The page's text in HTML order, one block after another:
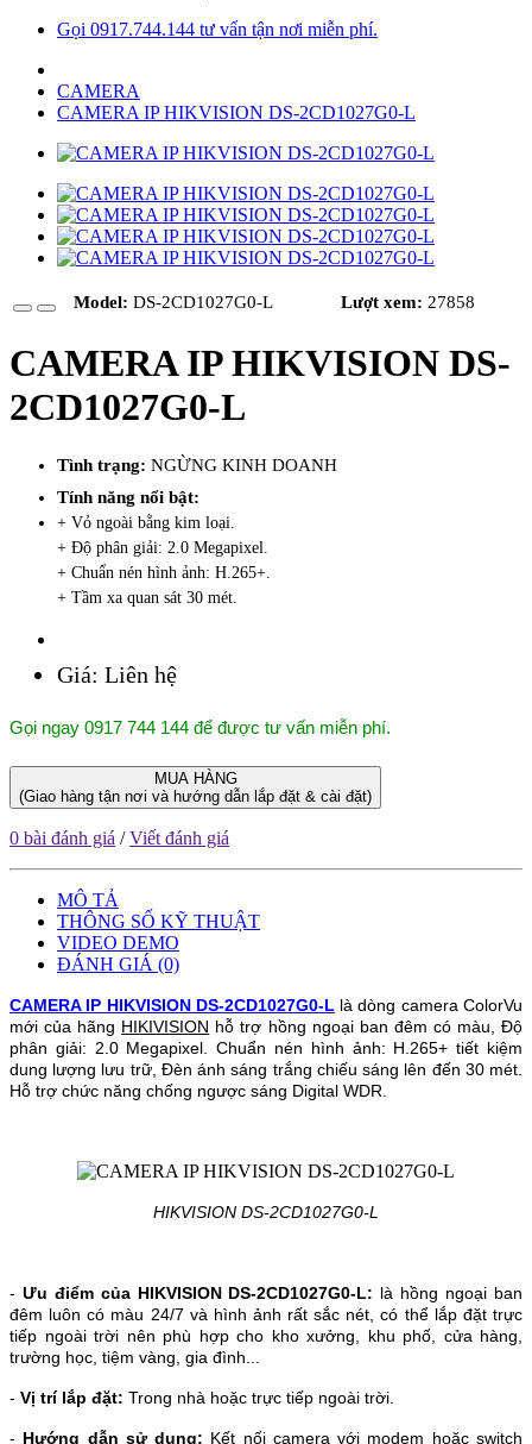
Gọi 0917.744.144 tư vấn tận nơi miễn phí.
CAMERA
CAMERA IP HIKVISION DS-2CD1027G0-L
Model: DS-2CD1027G0-L Lượt xem: 27858
CAMERA IP HIKVISION DS-
2CD1027G0-L
Tình trạng: NGỪNG KINH DOANH
Tính năng nổi bật:
+ Vỏ ngoài bằng kim loại.
+ Độ phân giải: 2.0 Megapixel.
+ Chuẩn nén hình ảnh: H.265+.
+ Tầm xa quan sát 30 mét.
Giá: Liên hệ
Gọi ngay 0917 744 144 để được tư vấn miễn phí.
MUA HÀNG
(Giao hàng tận nơi và hướng dẫn lắp đặt & cài đặt)
0 bài đánh giá /Viết đánh giá
MÔ TẢ
THÔNG SỐ KỸ THUẬT
VIDEO DEMO
ĐÁNH GIÁ (0)
CAMERA IP HIKVISION DS-2CD1027G0-L là dòng camera ColorVu
mới của hãng HIKIVISION hỗ trợ hồng ngoại ban đêm có màu, Độ
phân giải: 2.0 Megapixel. Chuẩn nén hình ảnh: H.265+ tiết kiệm
dung lượng lưu trữ, Đèn ánh sáng trắng chiếu sáng lên đến 30 mét.
Hỗ trợ chức năng chống ngược sáng Digital WDR.
HIKVISION DS-2CD1027G0-L
- Ưu điểm của HIKVISION DS-2CD1027G0-L: là hồng ngoại ban
đêm luôn có màu 24/7 và hình ảnh rất sắc nét, có thể lắp đặt trực
tiếp ngoài trời nên phù hợp cho kho xưởng, khu phố, cửa hàng,
trường học, tiệm vàng, gia đình...
- Vị trí lắp đặt: Trong nhà hoặc trực tiếp ngoài trời.
- Hướng dẫn sử dụng: Kết nối camera với modem hoặc switch